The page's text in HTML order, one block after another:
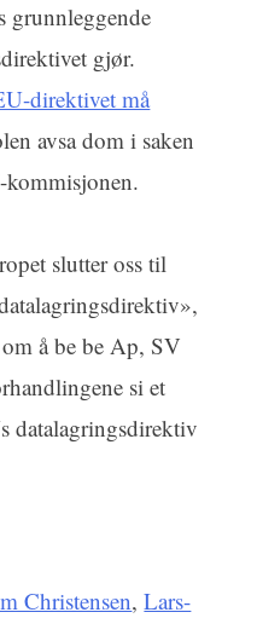
grunnleggende
gjør.
direktivet må
avsa dom i saken
slutter oss til
å be be Ap, SV
si et
datalagringsdirektiv
Christensen,Lars-